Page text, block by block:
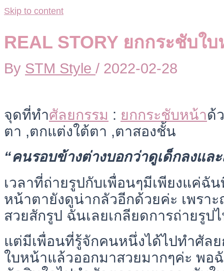
Skip to content
REAL STORY ยกกระชับใ
By STM Style / 2022-02-28
จุดที่ทำศัลยกรรม : ยกกระชับหน้าด้
ตา ,ตกแต่งใต้ตา ,ตาสองชั้น
“คนรอบข้างต่างบอกว่าดูเด็กลงแล
เวลาที่ถ่ายรูปกับเพื่อนๆมีเพียงแค่ฉั
หน้าตายังดูน่ากลัวอีกด้วยค่ะ เพรา
สวยสักรูป ฉันเลยเกลียดการถ่ายรูป
แต่มีเพื่อนที่รู้จักคนหนึ่งได้ไปทำศัล
ใบหน้าแล้วออกมาสวยมากๆค่ะ พอ